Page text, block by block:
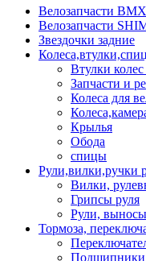
Велозапчасти BMX
Велозапчасти
Звездочки задние
Втулки
Запчасти и
Колеса для
Крылья
Обода
спицы
Рули,вилки,ручки
Вилки,
Грипсы руля
Рули, выносы
Тормоза,
Подшипники